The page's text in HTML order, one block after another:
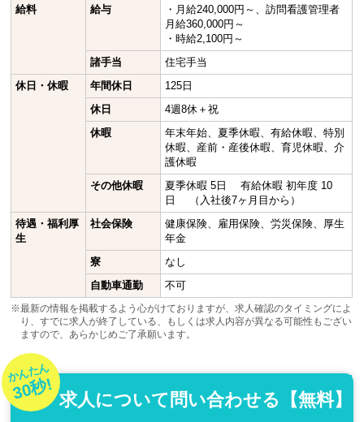
給料
給与
・月給240,000円～、訪問看護管理者
月給360,000円～
・時給2,100円～
諸手当
住宅手当
休日・休暇
年間休日
125日
休日
4週8休＋祝
休暇
年末年始、夏季休暇、有給休暇、特別
休暇、産前・産後休暇、育児休暇、介
護休暇
その他休暇
夏季休暇 5日 有給休暇 初年度 10
日 （入社後7ヶ月目から）
待遇・福利厚
生
社会保険
健康保険、雇用保険、労災保険、厚生
年金
寮
なし
自動車通勤
不可
※最新の情報を掲載するよう心がけておりますが、求人確認のタイミングによ
り、すでに求人が終了している、もしくは求人内容が異なる可能性もござい
ますので、あらかじめご了承願います。
かんたん
30秒! 求人について問い合わせる【無料】